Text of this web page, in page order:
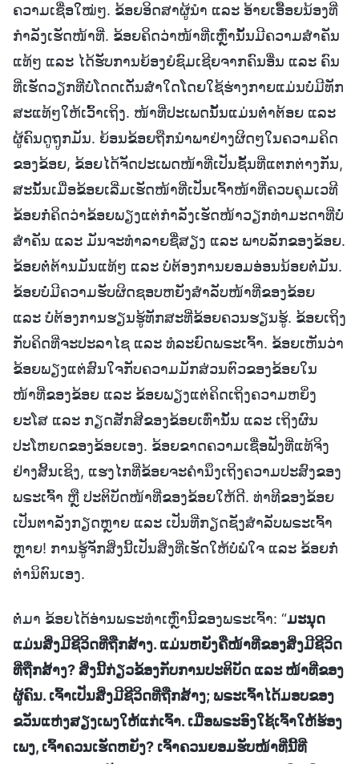
ຄວາມເຊື່ອໃໝ່ໆ. ຂ້ອຍອິດສາຜູ້ນໍາ ແລະ ອ້າຍເອື້ອຍນ້ອງທີ່
ກໍາລັງເຮັດໜ້າທີ່. ຂ້ອຍຄິດວ່າໜ້າທີ່ເຫຼົ່ານັ້ນມີຄວາມສຳຄັນ
ແທ້ໆ ແລະ ໄດ້ຮັບການຍ້ອງຍໍຊົມເຊີຍຈາກຄົນອື່ນ ແລະ ຄົນ
ທີ່ເຮັດວຽກທີ່ບໍ່ໂດດເດັ່ນສໍ່າໃດໂດຍໃຊ້ຮ່າງກາຍແມ່ນບໍ່ມີທັກ
ສະແທ້ໆໃຫ້ເວົ້າເຖິງ. ໜ້າທີ່ປະເພດນັ້ນແມ່ນຕໍ່າຕ້ອຍ ແລະ
ຜູ້ຄົນດູຖູກມັນ. ຍ້ອນຂ້ອຍຖືກນໍາພາຢ່າງຜິດໆໃນຄວາມຄິດ
ຂອງຂ້ອຍ, ຂ້ອຍໄດ້ຈັດປະເພດໜ້າທີ່ເປັນຊັ້ນທີ່ແຕກຕ່າງກັນ,
ສະນັ້ນເມື່ອຂ້ອຍເລີ່ມເຮັດໜ້າທີ່ເປັນເຈົ້າໜ້າທີ່ຄວບຄຸມເວທີ
ຂ້ອຍກໍ່ຄິດວ່າຂ້ອຍພຽງແຕ່ກໍາລັງເຮັດໜ້າວຽກທຳມະດາທີ່ບໍ່
ສຳຄັນ ແລະ ມັນຈະທໍາລາຍຊື່ສຽງ ແລະ ພາບລັກຂອງຂ້ອຍ.
ຂ້ອຍຕໍ່ຕ້ານມັນແທ້ໆ ແລະ ບໍ່ຕ້ອງການຍອມອ່ອນນ້ອຍຕໍ່ມັນ.
ຂ້ອຍບໍ່ມີຄວາມຮັບຜິດຊອບຫຍັງສຳລັບໜ້າທີ່ຂອງຂ້ອຍ
ແລະ ບໍ່ຕ້ອງການຮຽນຮູ້ທັກສະທີ່ຂ້ອຍຄວນຮຽນຮູ້. ຂ້ອຍເຖິງ
ກັບຄິດທີ່ຈະປະລາໄຊ ແລະ ທໍລະຍົດພຣະເຈົ້າ. ຂ້ອຍເຫັນວ່າ
ຂ້ອຍພຽງແຕ່ສົນໃຈກັບຄວາມມັກສ່ວນຕົວຂອງຂ້ອຍໃນ
ໜ້າທີ່ຂອງຂ້ອຍ ແລະ ຂ້ອຍພຽງແຕ່ຄິດເຖິງຄວາມຫຍິ່ງ
ຍະໂສ ແລະ ກຽດສັກສີຂອງຂ້ອຍເທົ່ານັ້ນ ແລະ ເຖິງຜົນ
ປະໂຫຍດຂອງຂ້ອຍເອງ. ຂ້ອຍຂາດຄວາມເຊື່ອຟັງທີ່ແທ້ຈິງ
ຢ່າງສິ້ນເຊິງ, ແຮງໄກທີ່ຂ້ອຍຈະຄຳນຶງເຖິງຄວາມປະສົງຂອງ
ພຣະເຈົ້າ ຫຼື ປະຕິບັດໜ້າທີ່ຂອງຂ້ອຍໃຫ້ດີ. ທ່າທີຂອງຂ້ອຍ
ເປັນຕາລັງກຽດຫຼາຍ ແລະ ເປັນທີ່ກຽດຊັງສຳລັບພຣະເຈົ້າ
ຫຼາຍ! ການຮູ້ຈັກສິ່ງນີ້ເປັນສິ່ງທີ່ເຮັດໃຫ້ບໍ່ພໍໃຈ ແລະ ຂ້ອຍກໍ່
ຕຳນິຕົນເອງ.
ຕໍ່ມາ ຂ້ອຍໄດ້ອ່ານພຣະທຳເຫຼົ່ານີ້ຂອງພຣະເຈົ້າ: “ມະນຸດ
ແມ່ນສິ່ງມີຊີວິດທີ່ຖືກສ້າງ. ແມ່ນຫຍັງຄືໜ້າທີ່ຂອງສິ່ງມີຊີວິດ
ທີ່ຖືກສ້າງ? ສິ່ງນີ້ກ່ຽວຂ້ອງກັບການປະຕິບັດ ແລະ ໜ້າທີ່ຂອງ
ຜູ້ຄົນ. ເຈົ້າເປັນສິ່ງມີຊີວິດທີ່ຖືກສ້າງ; ພຣະເຈົ້າໄດ້ມອບຂອງ
ຂວັນແຫ່ງສຽງເພງໃຫ້ແກ່ເຈົ້າ. ເມື່ອພຣະອົງໃຊ້ເຈົ້າໃຫ້ຮ້ອງ
ເພງ, ເຈົ້າຄວນເຮັດຫຍັງ? ເຈົ້າຄວນຍອມຮັບໜ້າທີ່ນີ້ທີ່